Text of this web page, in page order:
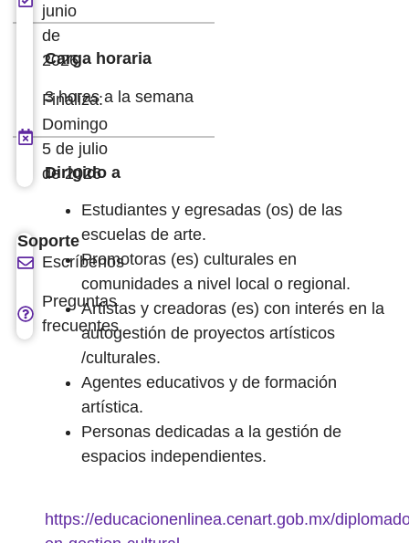
Carga horaria
3 horas a la semana
Dirigido a
Estudiantes y egresadas (os) de las
escuelas de arte.
Promotoras (es) culturales en
comunidades a nivel local o regional.
Artistas y creadoras (es) con interés en la
autogestión de proyectos artísticos
/culturales.
Agentes educativos y de formación
artística.
Personas dedicadas a la gestión de
espacios independientes.
https://educacionenlinea.cenart.gob.mx/
junio
de
2026
Finaliza:
Domingo
5 de julio
de 2026
Soporte
Escríbenos
Preguntas
frecuentes